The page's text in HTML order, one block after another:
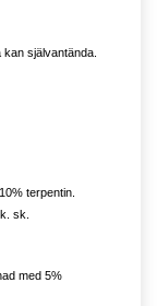
självantända.
terpentin.
sk.
med 5%